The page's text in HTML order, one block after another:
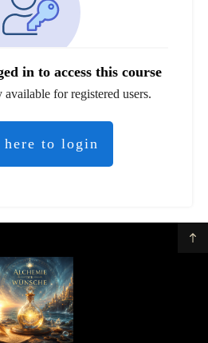
in to access this course
for registered users.
to login